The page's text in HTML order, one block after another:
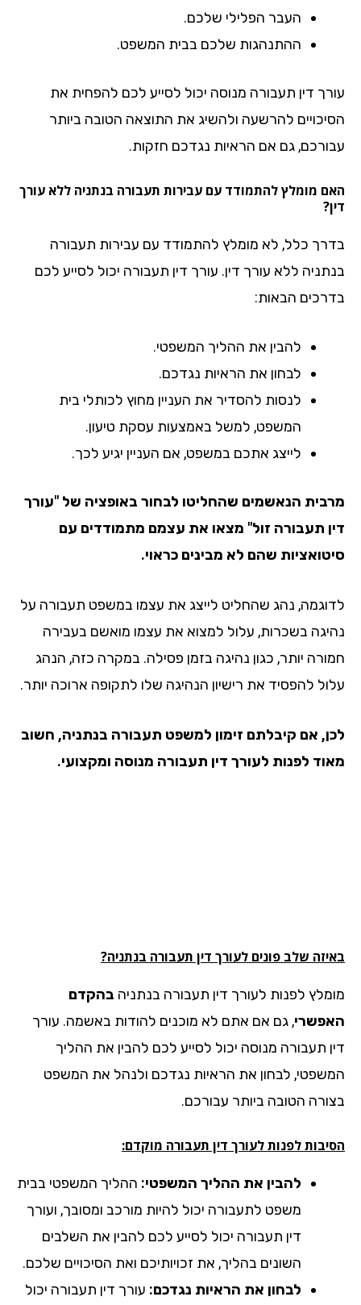
העבר הפלילי שלכם.
ההתנהגות שלכם בבית המשפט.
דין תעבורה מנוסה יכול לסייע לכם להפחית את
להרשעה ולהשיג את התוצאה הטובה ביותר
גם אם הראיות נגדכם חזקות.
מומלץ להתמודד עם עבירות תעבורה בנתניה ללא עורך
כלל, לא מומלץ להתמודד עם עבירות תעבורה
ללא עורך דין. עורך דין תעבורה יכול לסייע לכם
הבאות:
להבין את ההליך המשפטי.
לבחון את הראיות נגדכם.
לנסות להסדיר את העניין מחוץ לכותלי בית
המשפט, למשל באמצעות עסקת טיעון.
לייצג אתכם במשפט, אם העניין יגיע לכך.
הנאשמים שהחליטו לבחור באופציה של "עורך
תעבורה זול" מצאו את עצמם מתמודדים עם
שהם לא מבינים כראוי.
נהג שהחליט לייצג את עצמו במשפט תעבורה על
בשכרות, עלול למצוא את עצמו מואשם בעבירה
יותר, כגון נהיגה בזמן פסילה. במקרה כזה, הנהג
להפסיד את רישיון הנהיגה שלו לתקופה ארוכה יותר.
אם קיבלתם זימון למשפט תעבורה בנתניה, חשוב
לפנות לעורך דין תעבורה מנוסה ומקצועי.
שלב פונים לעורך דין תעבורה בנתניה?
לפנות לעורך דין תעבורה בנתניהבהקדם
, גם אם אתם לא מוכנים להודות באשמה. עורך
תעבורה מנוסה יכול לסייע לכם להבין את ההליך
לבחון את הראיות נגדכם ולנהל את המשפט
הטובה ביותר עבורכם.
לפנות לעורך דין תעבורה מוקדם:
להבין את ההליך המשפטי:ההליך המשפטי בבית
משפט לתעבורה יכול להיות מורכב ומסובך, ועורך
דין תעבורה יכול לסייע לכם להבין את השלבים
השונים בהליך, את זכויותיכם ואת הסיכויים שלכם.
לבחון את הראיות נגדכם:עורך דין תעבורה יכול